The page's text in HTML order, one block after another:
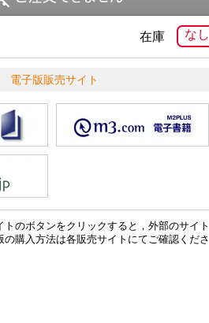
なし
在庫
電子版販売サイト
のボタンをクリックすると，外部のサイト
の購入方法は各販売サイトにてご確認くださ